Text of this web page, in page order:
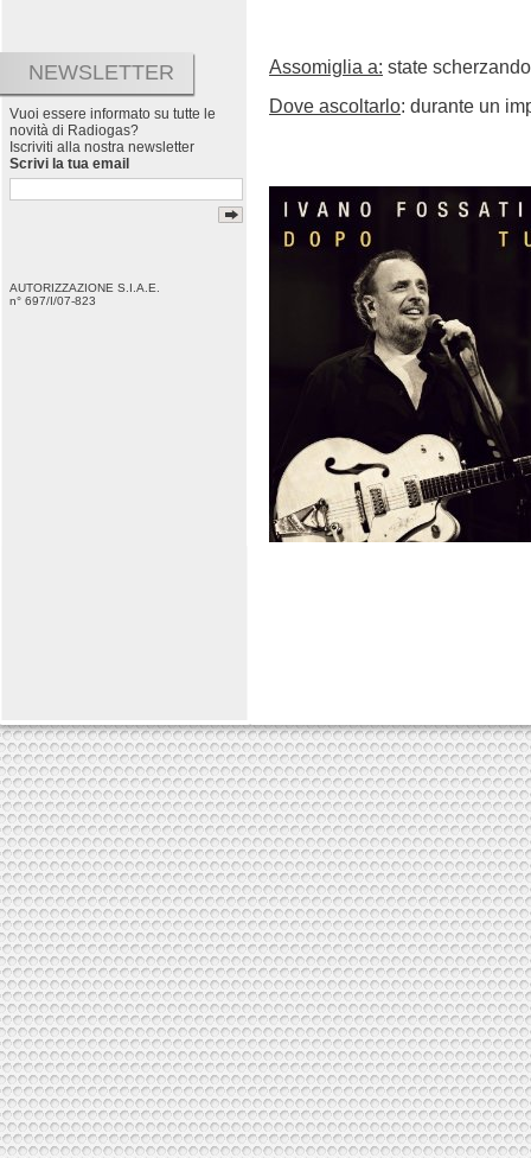
NEWSLETTER
Vuoi essere informato su tutte le
novità di Radiogas?
Iscriviti alla nostra newsletter
Scrivi la tua email
AUTORIZZAZIONE S.I.A.E.
n° 697/I/07-823
Assomiglia a: state
Dove ascoltarlo: durante un